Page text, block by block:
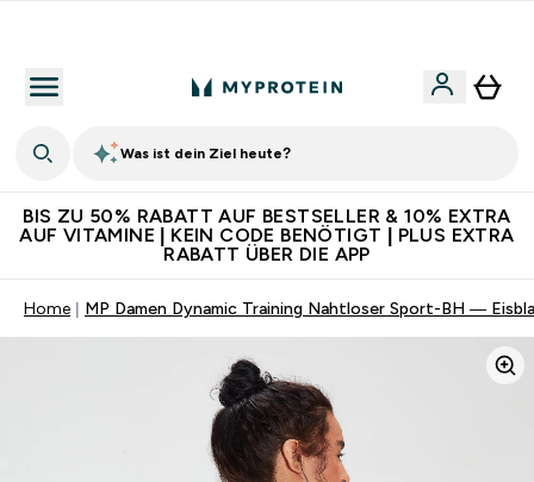
Was ist dein Ziel heute?
BIS ZU 50% RABATT AUF BESTSELLER & 10% EXTRA
AUF VITAMINE | KEIN CODE BENÖTIGT | PLUS EXTRA
RABATT ÜBER DIE APP
Home MP Damen Dynamic Training Nahtloser Sport-BH —